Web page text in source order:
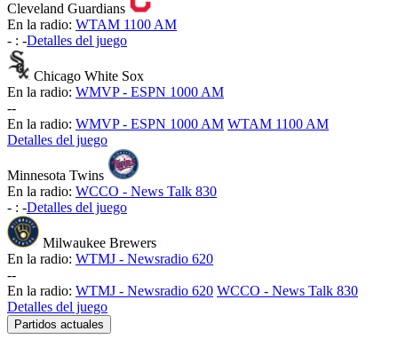
Cleveland Guardians
En la radio: WTAM 1100 AM
- : -Detalles del juego
Chicago White Sox
En la radio: WMVP - ESPN 1000 AM
--
En la radio: WMVP - ESPN 1000 AM WTAM 1100 AM
Detalles del juego
Minnesota Twins
En la radio: WCCO - News Talk 830
- : -Detalles del juego
Milwaukee Brewers
En la radio: WTMJ - Newsradio 620
--
En la radio: WTMJ - Newsradio 620 WCCO - News Talk 830
Detalles del juego
Partidos actuales